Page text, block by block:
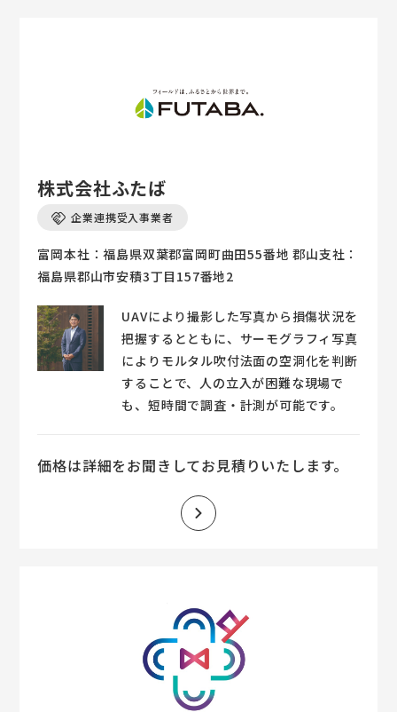
株式会社ふたば
企業連携受入事業者
富岡本社：福島県双葉郡富岡町曲田55番地 郡山支社：
福島県郡山市安積3丁目157番地2
UAVにより撮影した写真から損傷状況を
把握するとともに、サーモグラフィ写真
によりモルタル吹付法面の空洞化を判断
することで、人の立入が困難な現場で
も、短時間で調査・計測が可能です。
価格は詳細をお聞きしてお見積りいたします。